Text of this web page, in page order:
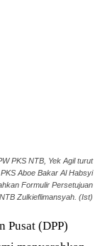
PKS NTB, Yek Agil turut
Aboe Bakar Al Habsyi
Formulir Persetujuan
Zulkieflimansyah. (Ist)
Pusat (DPP)